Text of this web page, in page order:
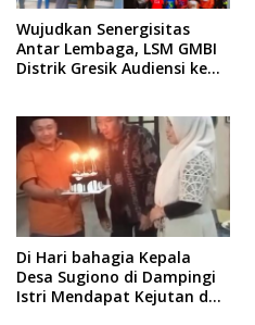
Wujudkan Senergisitas
Antar Lembaga, LSM GMBI
Distrik Gresik Audiensi ke
Sosial Santunan Anak
Yatim Piatu
Di Hari bahagia Kepala
Desa Sugiono di Dampingi
Istri Mendapat Kejutan dan